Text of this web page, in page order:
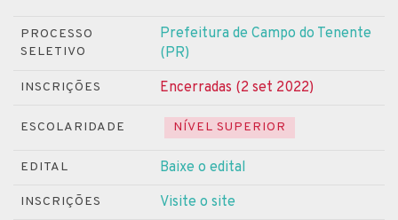
PROCESSO
SELETIVO
Prefeitura de Campo do Tenente
(PR)
INSCRIÇÕES Encerradas (2 set 2022)
ESCOLARIDADE NÍVEL SUPERIOR
EDITAL Baixe o edital
INSCRIÇÕES Visite o site